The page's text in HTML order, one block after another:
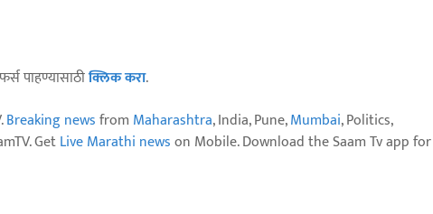
पाहण्यासाठीक्लिक करा.
Breaking newsfrom Maharashtra, India, Pune,Mumbai, Politics,
GetLive Marathi newson Mobile. Download the Saam Tv app for